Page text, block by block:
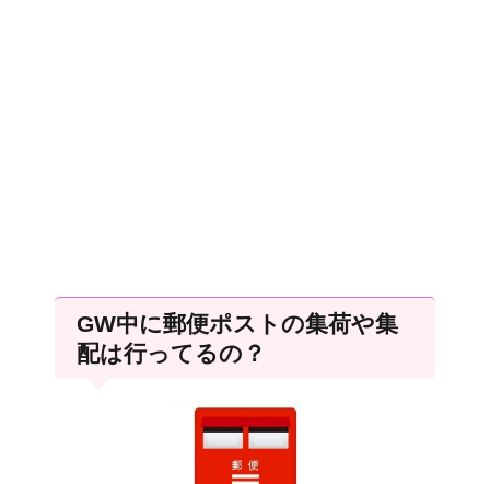
GW中に郵便ポストの集荷や集
配は行ってるの？